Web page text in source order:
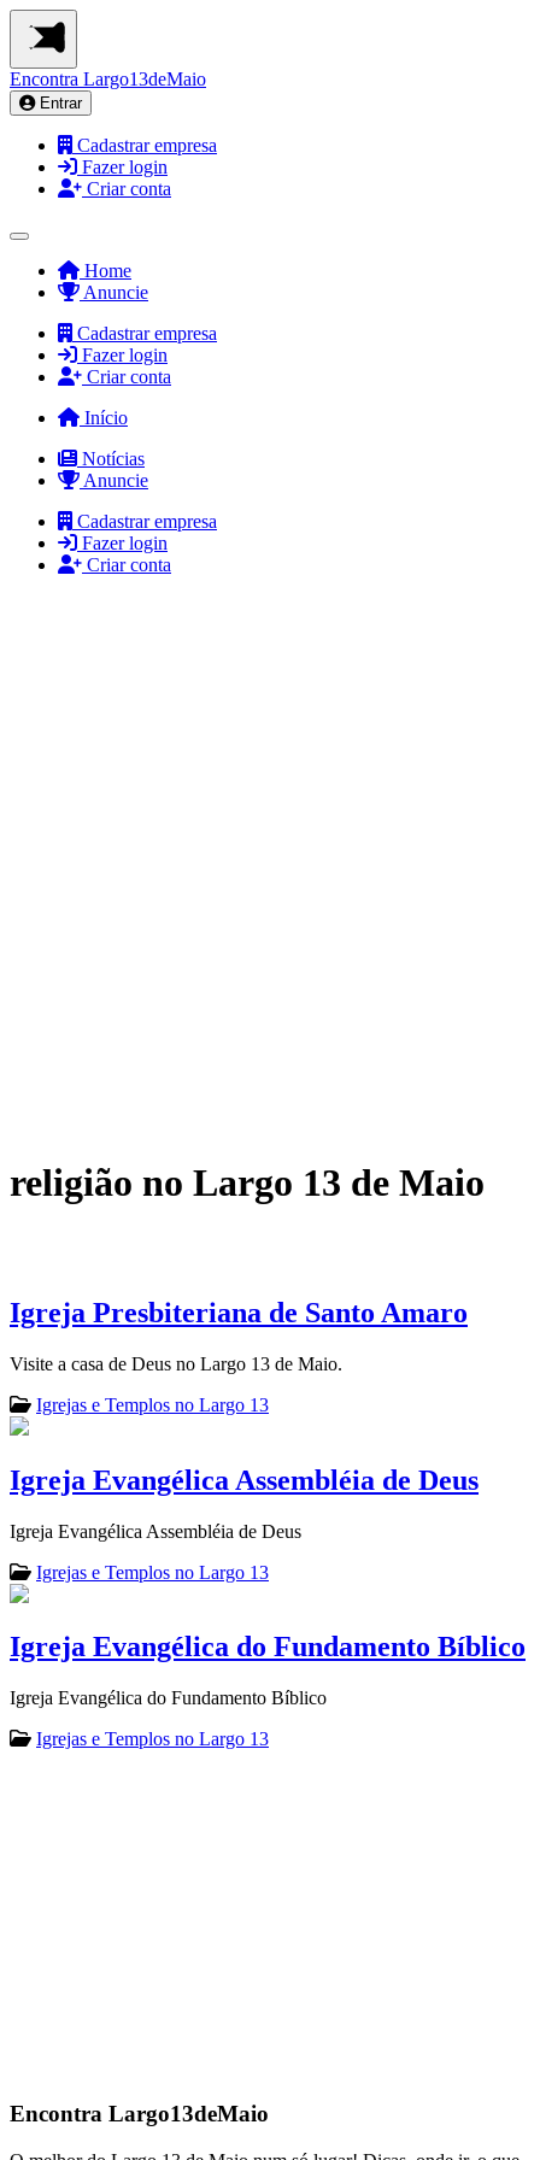
Encontra Largo13deMaio
Entrar
Cadastrar empresa
Fazer login
Criar conta
Home
Anuncie
Cadastrar empresa
Fazer login
Criar conta
Início
Notícias
Anuncie
Cadastrar empresa
Fazer login
Criar conta
religião no Largo 13 de Maio
Igreja Presbiteriana de Santo Amaro
Visite a casa de Deus no Largo 13 de Maio.
Igrejas e Templos no Largo 13
Igreja Evangélica Assembléia de Deus
Igreja Evangélica Assembléia de Deus
Igrejas e Templos no Largo 13
Igreja Evangélica do Fundamento Bíblico
Igreja Evangélica do Fundamento Bíblico
Igrejas e Templos no Largo 13
Encontra Largo13deMaio